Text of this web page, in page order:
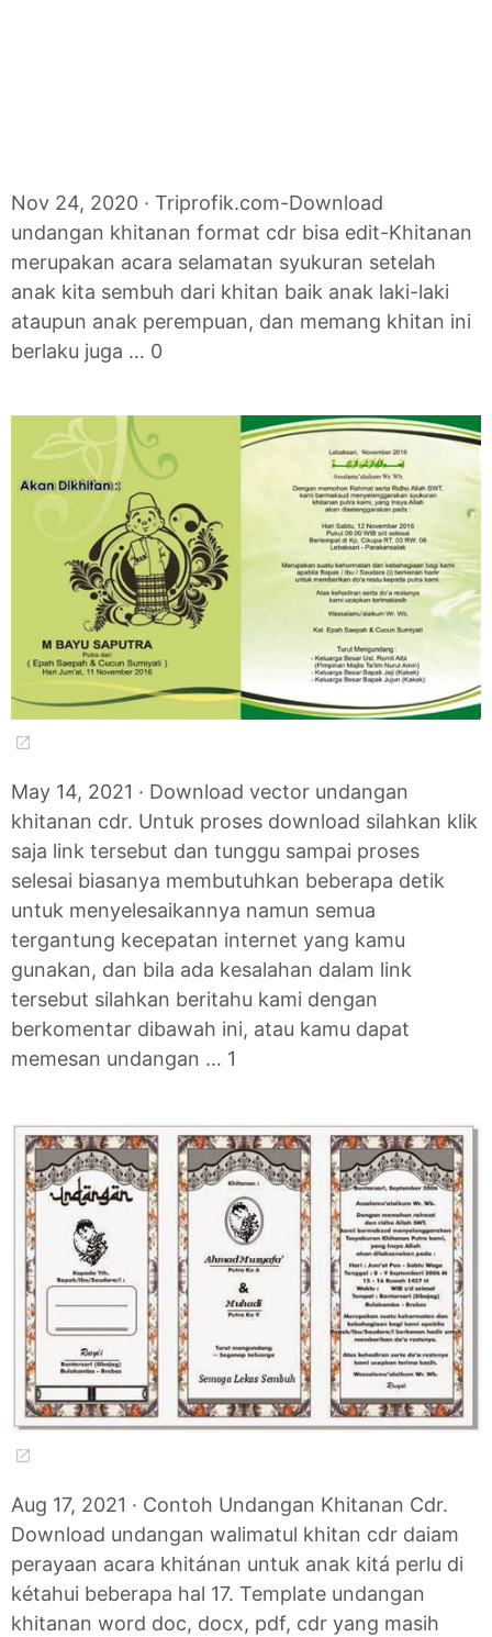
Nov 24, 2020 · Triprofik.com-Download
undangan khitanan format cdr bisa edit-Khitanan
merupakan acara selamatan syukuran setelah
anak kita sembuh dari khitan baik anak laki-laki
ataupun anak perempuan, dan memang khitan ini
berlaku juga … 0
May 14, 2021 · Download vector undangan
khitanan cdr. Untuk proses download silahkan klik
saja link tersebut dan tunggu sampai proses
selesai biasanya membutuhkan beberapa detik
untuk menyelesaikannya namun semua
tergantung kecepatan internet yang kamu
gunakan, dan bila ada kesalahan dalam link
tersebut silahkan beritahu kami dengan
berkomentar dibawah ini, atau kamu dapat
memesan undangan … 1
Aug 17, 2021 · Contoh Undangan Khitanan Cdr.
Download undangan walimatul khitan cdr daiam
perayaan acara khitánan untuk anak kitá perlu di
kétahui beberapa hal 17. Template undangan
khitanan word doc, docx, pdf, cdr yang masih